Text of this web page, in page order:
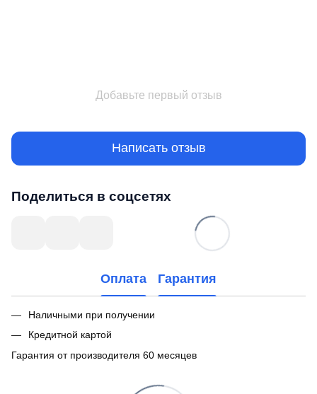
Добавьте первый отзыв
Написать отзыв
Поделиться в соцсетях
Оплата Гарантия
Наличными при получении
Кредитной картой
Гарантия от производителя 60 месяцев